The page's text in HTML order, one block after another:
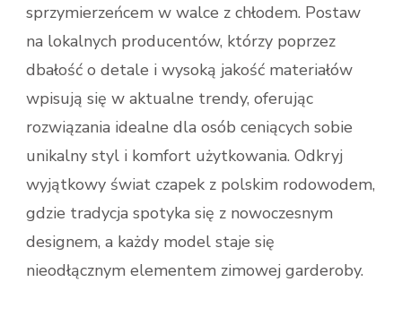
sprzymierzeńcem w walce z chłodem. Postaw
na lokalnych producentów, którzy poprzez
dbałość o detale i wysoką jakość materiałów
wpisują się w aktualne trendy, oferując
rozwiązania idealne dla osób ceniących sobie
unikalny styl i komfort użytkowania. Odkryj
wyjątkowy świat czapek z polskim rodowodem,
gdzie tradycja spotyka się z nowoczesnym
designem, a każdy model staje się
nieodłącznym elementem zimowej garderoby.